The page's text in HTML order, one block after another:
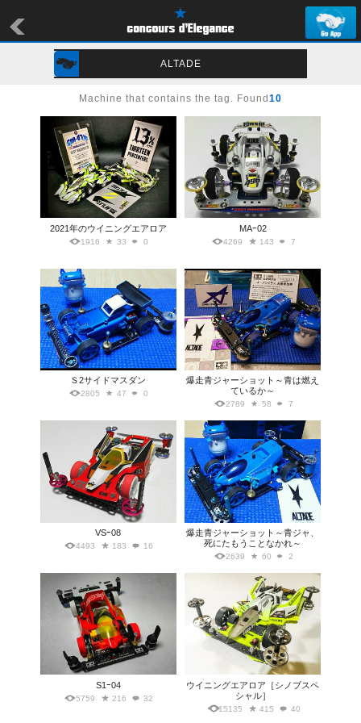
ALTADE
Machine that contains the tag. Found 10
2021年のウイニングエアロア
1916 33 0
MAｰ02
4269 143 7
Ｓ2サイドマスダン
2805 47 0
爆走青ジャーショット～青は燃え
ているか～
2789 58 7
VSｰ08
4493 183 16
爆走青ジャーショット～青ジャ、
死にたもうことなかれ～
2639 60 2
S1ｰ04
5759 216 32
ウイニングエアロア［シノブスペ
シャル］
15135 415 40